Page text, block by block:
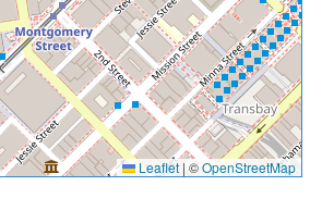
Leaflet | ©OpenStreetMap